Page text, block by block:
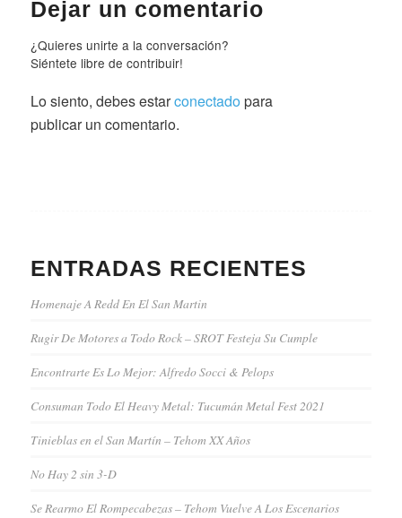
Dejar un comentario
¿Quieres unirte a la conversación?
Siéntete libre de contribuir!
Lo siento, debes estarconectadopara
publicar un comentario.
ENTRADAS RECIENTES
Homenaje A Redd En El San Martin
Rugir De Motores a Todo Rock – SROT Festeja Su Cumple
Encontrarte Es Lo Mejor: Alfredo Socci & Pelops
Consuman Todo El Heavy Metal: Tucumán Metal Fest 2021
Tinieblas en el San Martín – Tehom XX Años
No Hay 2 sin 3-D
Se Rearmo El Rompecabezas – Tehom Vuelve A Los Escenarios